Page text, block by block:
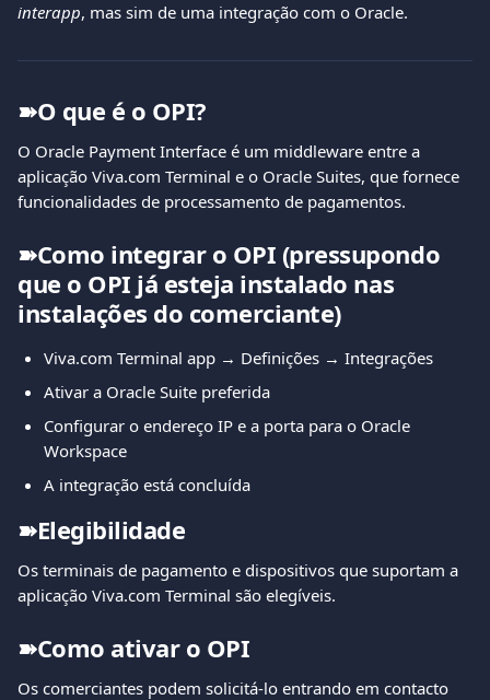
interapp, mas sim de uma integração com o Oracle.
➽O que é o OPI?
O Oracle Payment Interface é um middleware entre a
aplicação Viva.com Terminal e o Oracle Suites, que fornece
funcionalidades de processamento de pagamentos.
➽Como integrar o OPI (pressupondo
que o OPI já esteja instalado nas
instalações do comerciante)
Viva.com Terminal app → Definições → Integrações
Ativar a Oracle Suite preferida
Configurar o endereço IP e a porta para o Oracle
Workspace
A integração está concluída
➽Elegibilidade
Os terminais de pagamento e dispositivos que suportam a
aplicação Viva.com Terminal são elegíveis.
➽Como ativar o OPI
Os comerciantes podem solicitá-lo entrando em contacto